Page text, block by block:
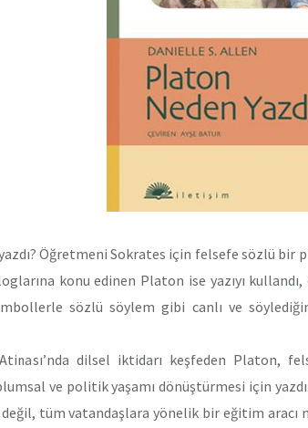
Öğretmeni Sokrates için felsefe sözlü bir
konu edinen Platon ise yazıyı
sözlü söylem gibi canlı ve
dilsel iktidarı keşfeden Platon,
ve politik yaşamı dönüştürmesi için
değil, tüm vatandaşlara yönelik bir eğitim aracı